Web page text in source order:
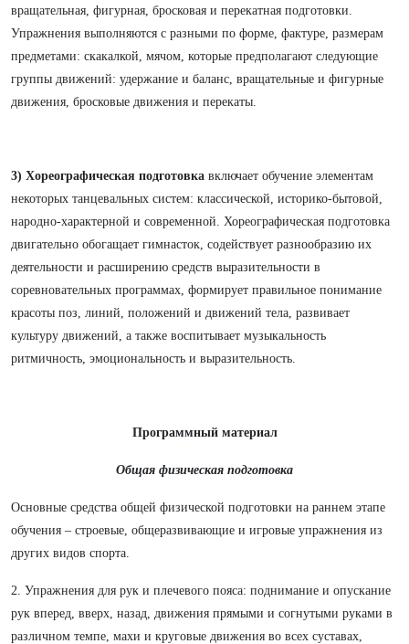
вращательная, фигурная, бросковая и перекатная подготовки.
Упражнения выполняются с разными по форме, фактуре, размерам
предметами: скакалкой, мячом, которые предполагают следующие
группы движений: удержание и баланс, вращательные и фигурные
движения, бросковые движения и перекаты.
3) Хореографическая подготовка включает обучение элементам
некоторых танцевальных систем: классической, историко-бытовой,
народно-характерной и современной. Хореографическая подготовка
двигательно обогащает гимнасток, содействует разнообразию их
деятельности и расширению средств выразительности в
соревновательных программах, формирует правильное понимание
красоты поз, линий, положений и движений тела, развивает
культуру движений, а также воспитывает музыкальность
ритмичность, эмоциональность и выразительность.
Программный материал
Общая физическая подготовка
Основные средства общей физической подготовки на раннем этапе
обучения – строевые, общеразвивающие и игровые упражнения из
других видов спорта.
2. Упражнения для рук и плечевого пояса: поднимание и опускание
рук вперед, вверх, назад, движения прямыми и согнутыми руками в
различном темпе, махи и круговые движения во всех суставах,